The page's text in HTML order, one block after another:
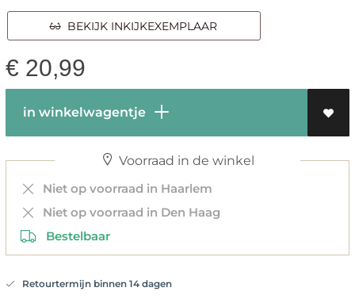
BEKIJK INKIJKEXEMPLAAR
€ 20,99
in winkelwagentje
Voorraad in de winkel
Niet op voorraad in Haarlem
Niet op voorraad in Den Haag
Bestelbaar
Retourtermijn binnen 14 dagen